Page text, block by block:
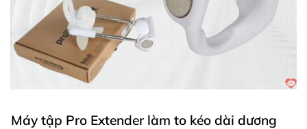
Máy tập Pro Extender làm to kéo dài dương